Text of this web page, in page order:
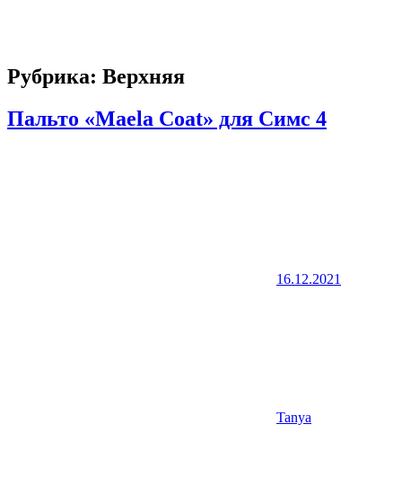
Рубрика: Верхняя
Пальто «Maela Coat» для Симс 4
16.12.2021
Tanya